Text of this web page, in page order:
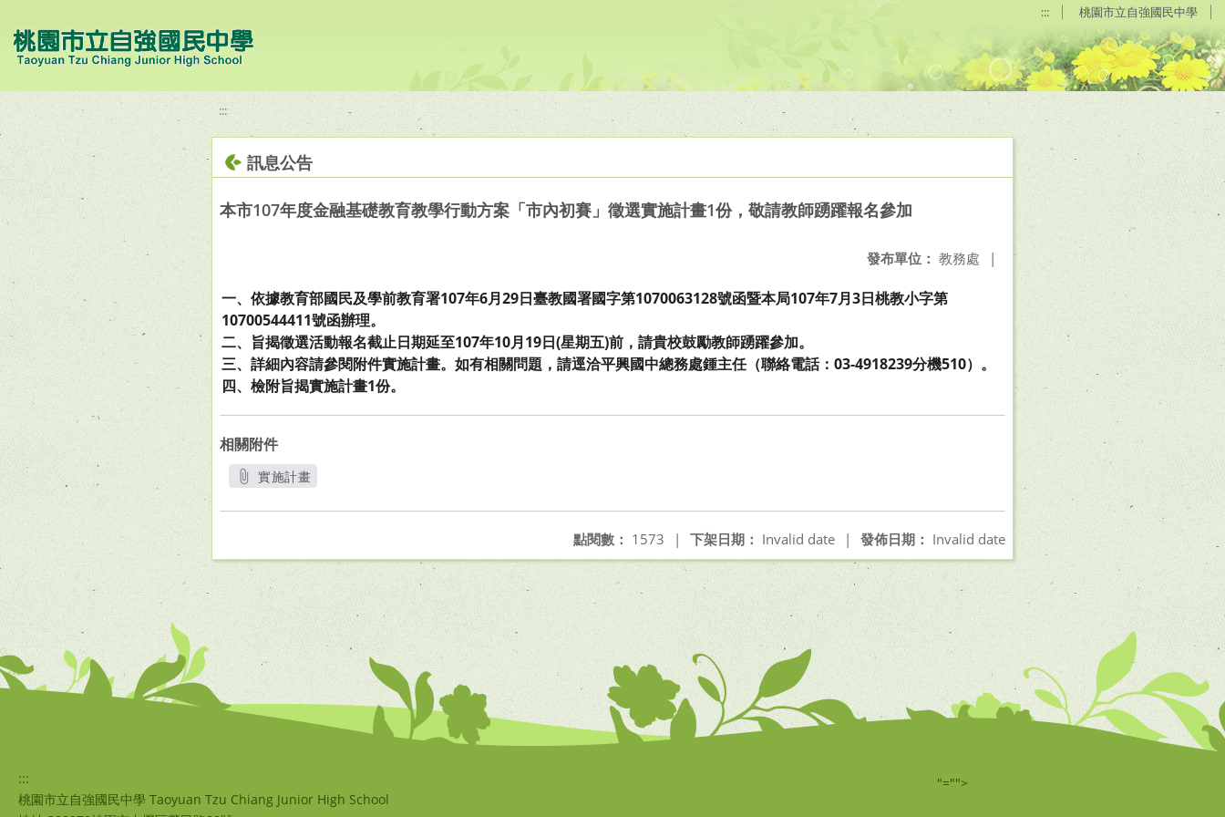
::: 桃園市立自強國民中學
:::
訊息公告
本市107年度金融基礎教育教學行動方案「市內初賽」徵選實施計畫1份，敬請教師踴躍報名參加
發布單位： 教務處 |
一、依據教育部國民及學前教育署107年6月29日臺教國署國字第1070063128號函暨本局107年7月3日桃教小字第
10700544411號函辦理。
二、旨揭徵選活動報名截止日期延至107年10月19日(星期五)前，請貴校鼓勵教師踴躍參加。
三、詳細內容請參閱附件實施計畫。如有相關問題，請逕洽平興國中總務處鍾主任（聯絡電話：03-4918239分機510）。
四、檢附旨揭實施計畫1份。
相關附件
實施計畫
發佈日期： Invalid date
下架日期： Invalid date |
點閱數： 1573 |
:::
桃園市立自強國民中學 Taoyuan Tzu Chiang Junior High School
"="">